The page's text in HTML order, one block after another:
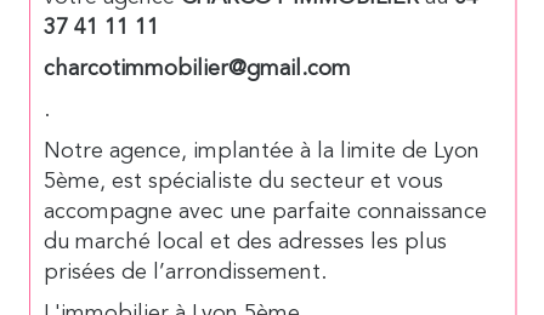
37 41 11 11
charcotimmobilier@gmail.com
.
Notre agence, implantée à la limite de Lyon
5ème, est spécialiste du secteur et vous
accompagne avec une parfaite connaissance
du marché local et des adresses les plus
prisées de l’arrondissement.